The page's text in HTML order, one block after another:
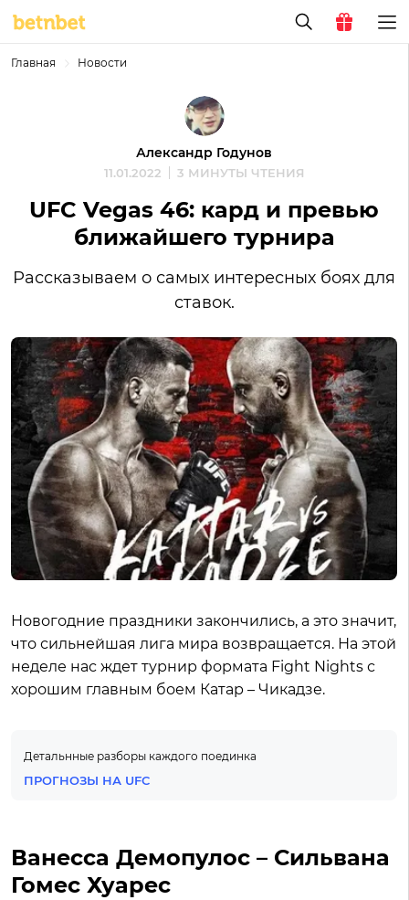
Главная Новости
Александр Годунов
11.01.2022 3 МИНУТЫ ЧТЕНИЯ
UFC Vegas 46: кард и превью
ближайшего турнира
Рассказываем о самых интересных боях для
ставок.
Новогодние праздники закончились, а это значит,
что сильнейшая лига мира возвращается. На этой
неделе нас ждет турнир формата Fight Nights с
хорошим главным боем Катар – Чикадзе.
Детальнные разборы каждого поединка
ПРОГНОЗЫ НА UFC
Ванесса Демопулос – Сильвана
Гомес Хуарес